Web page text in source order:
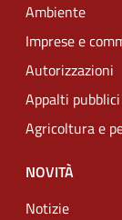
Ambiente
Imprese e
Autorizzazioni
Appalti pubblici
Agricoltura e
NOVITÀ
Notizie